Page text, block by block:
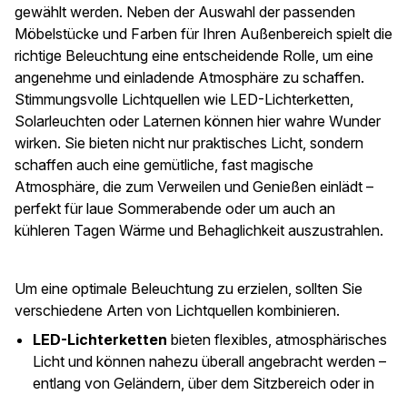
gewählt werden. Neben der Auswahl der passenden
Möbelstücke und Farben für Ihren Außenbereich spielt die
richtige Beleuchtung eine entscheidende Rolle, um eine
angenehme und einladende Atmosphäre zu schaffen.
Stimmungsvolle Lichtquellen wie LED-Lichterketten,
Solarleuchten oder Laternen können hier wahre Wunder
wirken. Sie bieten nicht nur praktisches Licht, sondern
schaffen auch eine gemütliche, fast magische
Atmosphäre, die zum Verweilen und Genießen einlädt –
perfekt für laue Sommerabende oder um auch an
kühleren Tagen Wärme und Behaglichkeit auszustrahlen.
Um eine optimale Beleuchtung zu erzielen, sollten Sie
verschiedene Arten von Lichtquellen kombinieren.
LED-Lichterketten bieten flexibles, atmosphärisches
Licht und können nahezu überall angebracht werden –
entlang von Geländern, über dem Sitzbereich oder in